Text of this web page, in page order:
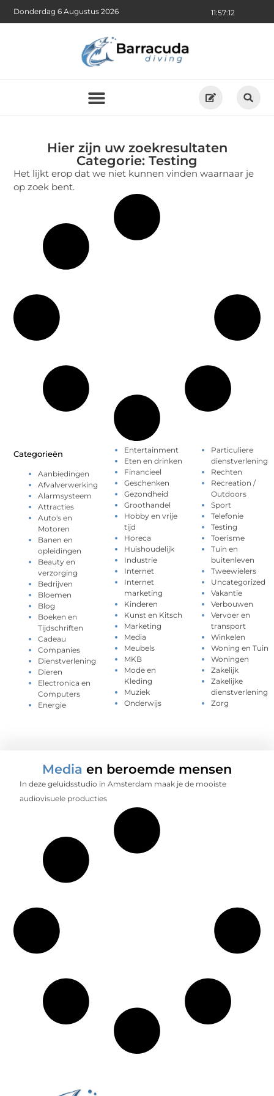
11:57:12
Donderdag 6 Augustus 2026
Hier zijn uw zoekresultaten
Categorie: Testing
Het lijkt erop dat we niet kunnen vinden waarnaar je
op zoek bent.
Categorieën
Aanbiedingen
Afvalverwerking
Alarmsysteem
Attracties
Auto's en
Motoren
Banen en
opleidingen
Beauty en
verzorging
Bedrijven
Bloemen
Blog
Boeken en
Tijdschriften
Cadeau
Companies
Dienstverlening
Dieren
Electronica en
Computers
Energie
Entertainment
Eten en drinken
Financieel
Geschenken
Gezondheid
Groothandel
Hobby en vrije
tijd
Horeca
Huishoudelijk
Industrie
Internet
Internet
marketing
Kinderen
Kunst en Kitsch
Marketing
Media
Meubels
MKB
Mode en
Kleding
Muziek
Onderwijs
Particuliere
dienstverlening
Rechten
Recreation /
Outdoors
Sport
Telefonie
Testing
Toerisme
Tuin en
buitenleven
Tweewielers
Uncategorized
Vakantie
Verbouwen
Vervoer en
transport
Winkelen
Woning en Tuin
Woningen
Zakelijk
Zakelijke
dienstverlening
Zorg
Media en beroemde mensen
In deze geluidsstudio in Amsterdam maak je de mooiste
audiovisuele producties